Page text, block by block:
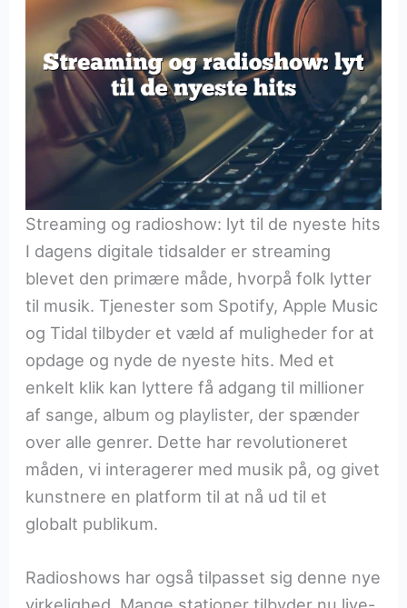
Streaming og radioshow: lyt til de nyeste hits
I dagens digitale tidsalder er streaming
blevet den primære måde, hvorpå folk lytter
til musik. Tjenester som Spotify, Apple Music
og Tidal tilbyder et væld af muligheder for at
opdage og nyde de nyeste hits. Med et
enkelt klik kan lyttere få adgang til millioner
af sange, album og playlister, der spænder
over alle genrer. Dette har revolutioneret
måden, vi interagerer med musik på, og givet
kunstnere en platform til at nå ud til et
globalt publikum.
Radioshows har også tilpasset sig denne nye